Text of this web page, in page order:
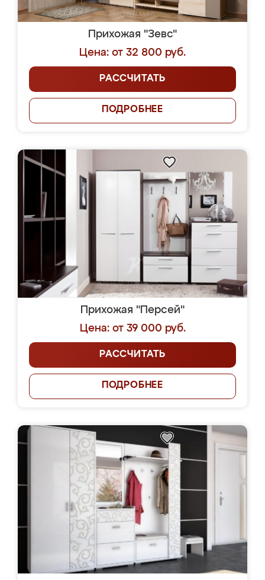
Прихожая "Зевс"
Цена: от 32 800 руб.
РАССЧИТАТЬ
ПОДРОБНЕЕ
Прихожая "Персей"
Цена: от 39 000 руб.
РАССЧИТАТЬ
ПОДРОБНЕЕ